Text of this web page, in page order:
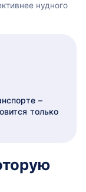
нудного
–
только